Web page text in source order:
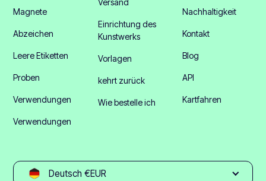
Magnete
Abzeichen
Leere Etiketten
Proben
Verwendungen
Verwendungen
Einrichtung des
Kunstwerks
Vorlagen
kehrt zurück
Wie bestelle ich
Nachhaltigkeit
Kontakt
Blog
API
Kartfahren
Deutsch €EUR